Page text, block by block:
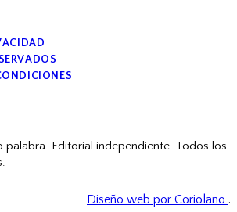
Editorial independiente. Todos los
Diseño web por Coriolano .